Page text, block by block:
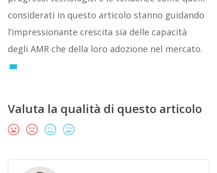
considerati in questo articolo stanno guidando
l’impressionante crescita sia delle capacità
degli AMR che della loro adozione nel mercato.
Valuta la qualità di questo articolo